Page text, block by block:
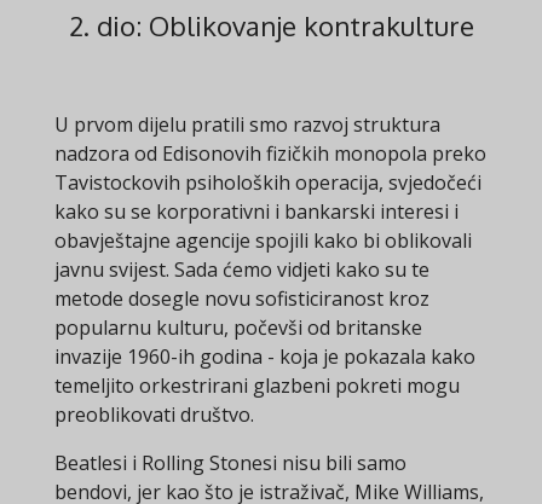
2. dio: Oblikovanje kontrakulture
U prvom dijelu pratili smo razvoj struktura
nadzora od Edisonovih fizičkih monopola preko
Tavistockovih psiholoških operacija, svjedočeći
kako su se korporativni i bankarski interesi i
obavještajne agencije spojili kako bi oblikovali
javnu svijest. Sada ćemo vidjeti kako su te
metode dosegle novu sofisticiranost kroz
popularnu kulturu, počevši od britanske
invazije 1960-ih godina - koja je pokazala kako
temeljito orkestrirani glazbeni pokreti mogu
preoblikovati društvo.
Beatlesi i Rolling Stonesi nisu bili samo
bendovi, jer kao što je istraživač, Mike Williams,